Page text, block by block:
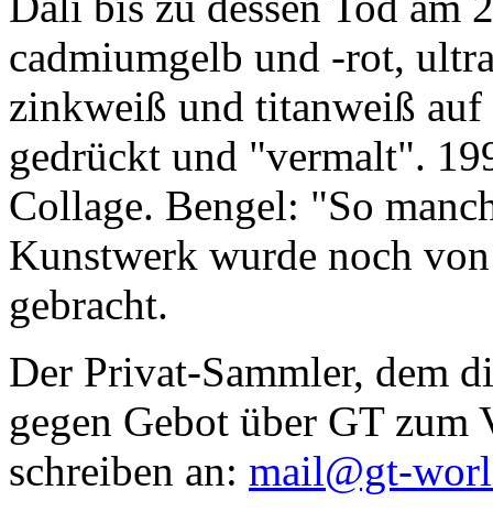
cadmiumgelb und -rot,
zinkweiß und titanweiß
gedrückt und "vermalt".
Collage. Bengel: "So
Kunstwerk wurde noch
gebracht.
Der Privat-Sammler, dem
gegen Gebot über GT zum
schreiben an: mail@gt-